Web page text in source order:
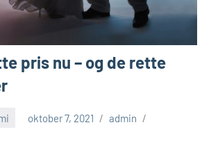
pris nu – og de rette
oktober 7, 2021 admin